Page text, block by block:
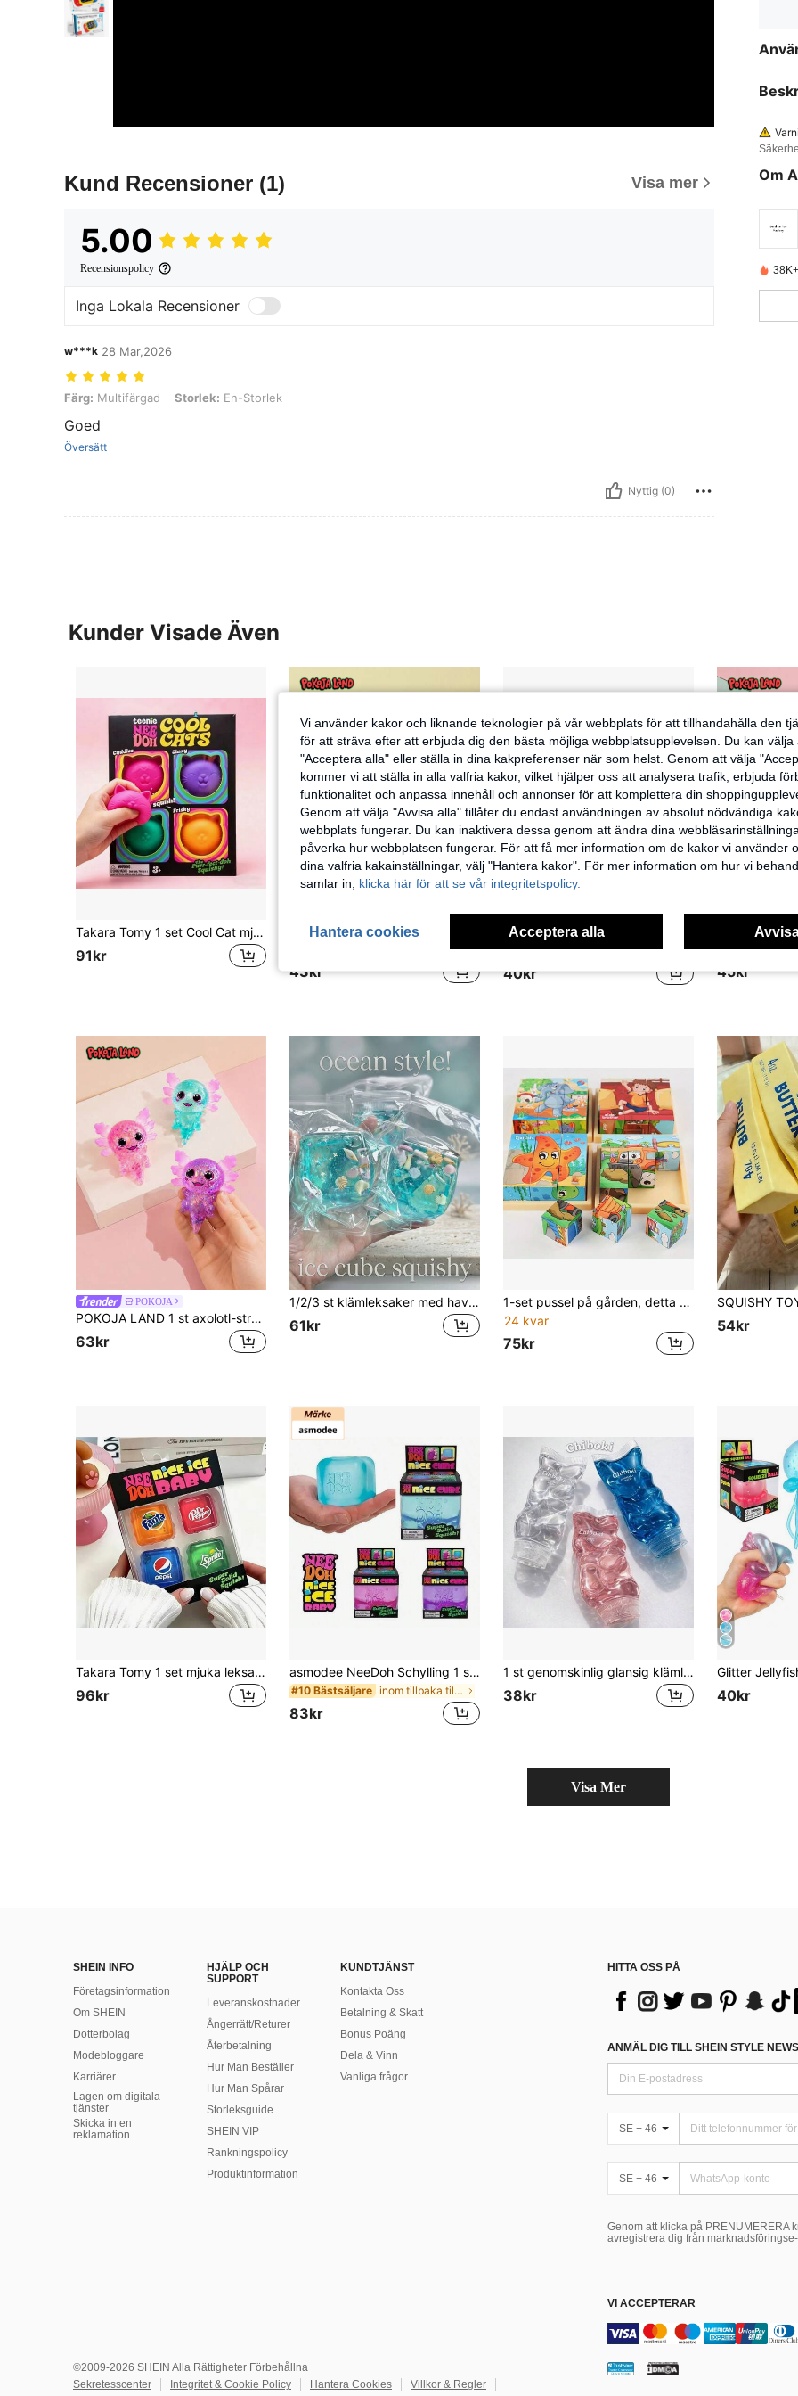
Kund Recensioner (1) Visa mer
5.00
Recensionspolicy
Inga Lokala Recensioner
w***k 28 Mar,2026
Färg: Multifärgad, Storlek: En-Storlek
Färg: Multifärgad Storlek: En-Storlek
Goed
Översätt
Nyttig (0)
Om
Kunder Visade Även
Takara Tomy 1 set Cool Cat mjuk plymleksak med sött kattansikte, mjuk touch, klämbar stresslindrande squishy-leksak, bärbar för kontor och skrivbord, kreativ dekoration, populär present för barn, tonåringar och vuxna, 4 livfulla färger, högtidspresent för pojkar och flickor
91kr
POKOJA
POKOJA LAND 1/2/4/8 st. Sockerkärlek och stjärnor sensorisk fidgetleksak, kläm sockerboll stressboll med klibbig insida, lämplig för ångest, autism, ADHD, fidgeting, stresslindrande leksaker, festgodis, födelsedagspresenter, presentaskfyllning, festpresent
43kr
21 kvar
#8 Bästsäljare
#8 Bästsäljare
#8 Bästsäljare inom Barnens fidgetleksaker
40kr 45kr
POKOJA
POKOJA LAND 1 st axolotl-stressboll, söt squishy att klämma på, sensorisk axolotl-leksak, squish sugar ball med långsam återhämtning och glitter, stresslindrande leksak för barn och vuxna, för ångest/terapi/klassrum
63kr
1/2/3 st klämleksaker med havsskal och snäcka, realistiska 3D-fingertoppsleksaker för stresslindring och ångestlindring, sommarleksaker, lämpliga för studenter/kontorsarbetare, födelsedags-/examenspresent, skrivbordsdekoration för vuxna, partyfavoriter, skolpriser, påsk-/julklappar
61kr
1-set pussel på gården, detta pussel som förbättrar intelligensen ger intellektuell utveckling och lycka
24 kvar
75kr
54kr
Takara Tomy 1 set mjuka leksaker för barn, kubformad stressleksak, transparent klämbar stressleksak för barn, söt sodatema sensorisk stressleksak, bärbar liten unisex stressleksak, ångestdämpande handklämbar squishy-leksak, perfekt present till barnfödelsedagsparty och belöningar (slumpmässig stil)
96kr
asmodee NeeDoh Schylling 1 st slumpmässig squishy stresskub, mjuk sensorisk klämboll med långsam återhämtning, handhållen leksak för ångestlindring på skrivbordet (slumpmässig yttre förpackningsask)
#10 Bästsäljare inom tillbaka till skolan Barnens fidgetleksaker
83kr
1 st genomskinlig glansig klämleksak i tandkrämstubsform, mjuk geléliknande stressleksak för fingertopparna i TPR-material, söt sensorisk handleksak för barn, ångestlindrande, barnfestpresent, Independence Day-present, mjuk leksak
38kr 40kr
Visa Mer
SHEIN INFO
Företagsinformation
Om SHEIN
Dotterbolag
Modebloggare
Karriärer
Lagen om digitala
tjänster
Skicka in en
reklamation
HJÄLP OCH
SUPPORT
Leveranskostnader
Ångerrätt/Returer
Återbetalning
Hur Man Beställer
Hur Man Spårar
Storleksguide
SHEIN VIP
Rankningspolicy
​Produktinformation
KUNDTJÄNST
Kontakta Oss
Betalning & Skatt
Bonus Poäng
Dela & Vinn
Vanliga frågor
HITTA OSS PÅ
ANMÄL DIG TILL SHEIN STYLE NEWS
SE + 46
SE + 46
Genom att klicka på PRENUMERERA
avregistrera dig från
VI ACCEPTERAR
©2009-2026 SHEIN Alla Rättigheter Förbehållna
Sekretesscenter
Integritet & Cookie Policy Hantera Cookies Villkor & Regler
Vi använder kakor och liknande teknologier på vår webbplats för att tillhandahålla den
för att sträva efter att erbjuda dig den bästa möjliga webbplatsupplevelsen. Du kan välja
"Acceptera alla" eller ställa in dina kakpreferenser när som helst. Genom att välja
kommer vi att ställa in alla valfria kakor, vilket hjälper oss att analysera trafik, erbjuda
funktionalitet och anpassa innehåll och annonser för att komplettera din
Genom att välja "Avvisa alla" tillåter du endast användningen av absolut nödvändiga
webbplats fungerar. Du kan inaktivera dessa genom att ändra dina
påverka hur webbplatsen fungerar. För att få mer information om de kakor vi använder
dina valfria kakainställningar, välj "Hantera kakor". För mer information om hur vi
samlar in, klicka här för att se vår integritetspolicy.
Hantera cookies Acceptera alla